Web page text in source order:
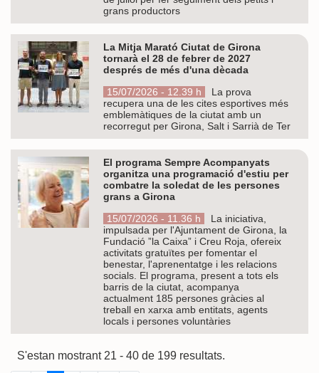
grans productors
La Mitja Marató Ciutat de Girona
tornarà el 28 de febrer de 2027
després de més d'una dècada
15/07/2026 - 12.39 h
La prova
recupera una de les cites esportives més
emblemàtiques de la ciutat amb un
recorregut per Girona, Salt i Sarrià de Ter
El programa Sempre Acompanyats
organitza una programació d'estiu per
combatre la soledat de les persones
grans a Girona
15/07/2026 - 11.36 h
La iniciativa,
impulsada per l'Ajuntament de Girona, la
Fundació ”la Caixa” i Creu Roja, ofereix
activitats gratuïtes per fomentar el
benestar, l'aprenentatge i les relacions
socials. El programa, present a tots els
barris de la ciutat, acompanya
actualment 185 persones gràcies al
treball en xarxa amb entitats, agents
locals i persones voluntàries
S'estan mostrant 21 - 40 de 199 resultats.